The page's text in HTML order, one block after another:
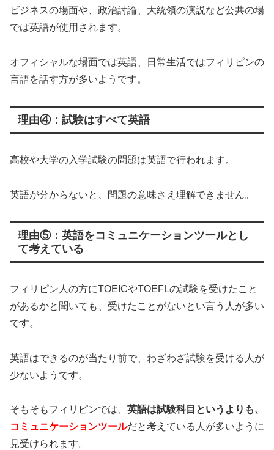
ビジネスの場面や、政治討論、大統領の演説など公共の場
では英語が使用されます。
オフィシャルな場面では英語、日常生活ではフィリピンの
言語を話す方が多いようです。
理由④：試験はすべて英語
高校や大学の入学試験の問題は英語で行われます。
英語が分からないと、問題の意味さえ理解できません。
理由⑤：英語をコミュニケーションツールとし
て考えている
フィリピン人の方にTOEICやTOEFLの試験を受けたこと
があるかと聞いても、受けたことがないとい言う人が多い
です。
英語はできるのが当たり前で、わざわざ試験を受ける人が
少ないようです。
そもそもフィリピンでは、 英語は試験科目というよりも、
コミュニケーションツールだと考えている人が多いように
見受けられます。